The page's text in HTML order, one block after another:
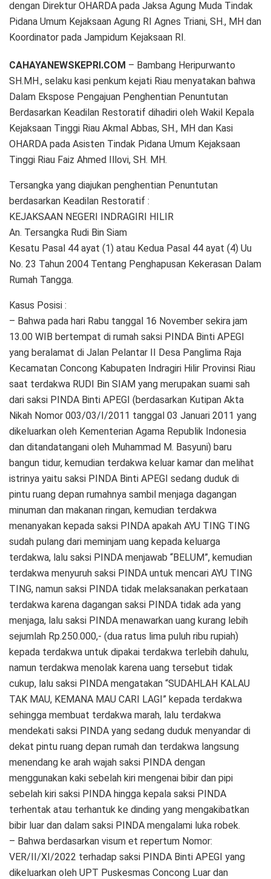
dengan Direktur OHARDA pada Jaksa Agung Muda Tindak
Pidana Umum Kejaksaan Agung RI Agnes Triani, SH., MH dan
Koordinator pada Jampidum Kejaksaan RI.
CAHAYANEWSKEPRI.COM – Bambang Heripurwanto
SH.MH., selaku kasi penkum kejati Riau menyatakan bahwa
Dalam Ekspose Pengajuan Penghentian Penuntutan
Berdasarkan Keadilan Restoratif dihadiri oleh Wakil Kepala
Kejaksaan Tinggi Riau Akmal Abbas, SH., MH dan Kasi
OHARDA pada Asisten Tindak Pidana Umum Kejaksaan
Tinggi Riau Faiz Ahmed Illovi, SH. MH.
Tersangka yang diajukan penghentian Penuntutan
berdasarkan Keadilan Restoratif :
KEJAKSAAN NEGERI INDRAGIRI HILIR
An. Tersangka Rudi Bin Siam
Kesatu Pasal 44 ayat (1) atau Kedua Pasal 44 ayat (4) Uu
No. 23 Tahun 2004 Tentang Penghapusan Kekerasan Dalam
Rumah Tangga.
Kasus Posisi :
– Bahwa pada hari Rabu tanggal 16 November sekira jam
13.00 WIB bertempat di rumah saksi PINDA Binti APEGI
yang beralamat di Jalan Pelantar II Desa Panglima Raja
Kecamatan Concong Kabupaten Indragiri Hilir Provinsi Riau
saat terdakwa RUDI Bin SIAM yang merupakan suami sah
dari saksi PINDA Binti APEGI (berdasarkan Kutipan Akta
Nikah Nomor 003/03/I/2011 tanggal 03 Januari 2011 yang
dikeluarkan oleh Kementerian Agama Republik Indonesia
dan ditandatangani oleh Muhammad M. Basyuni) baru
bangun tidur, kemudian terdakwa keluar kamar dan melihat
istrinya yaitu saksi PINDA Binti APEGI sedang duduk di
pintu ruang depan rumahnya sambil menjaga dagangan
minuman dan makanan ringan, kemudian terdakwa
menanyakan kepada saksi PINDA apakah AYU TING TING
sudah pulang dari meminjam uang kepada keluarga
terdakwa, lalu saksi PINDA menjawab “BELUM”, kemudian
terdakwa menyuruh saksi PINDA untuk mencari AYU TING
TING, namun saksi PINDA tidak melaksanakan perkataan
terdakwa karena dagangan saksi PINDA tidak ada yang
menjaga, lalu saksi PINDA menawarkan uang kurang lebih
sejumlah Rp.250.000,- (dua ratus lima puluh ribu rupiah)
kepada terdakwa untuk dipakai terdakwa terlebih dahulu,
namun terdakwa menolak karena uang tersebut tidak
cukup, lalu saksi PINDA mengatakan “SUDAHLAH KALAU
TAK MAU, KEMANA MAU CARI LAGI” kepada terdakwa
sehingga membuat terdakwa marah, lalu terdakwa
mendekati saksi PINDA yang sedang duduk menyandar di
dekat pintu ruang depan rumah dan terdakwa langsung
menendang ke arah wajah saksi PINDA dengan
menggunakan kaki sebelah kiri mengenai bibir dan pipi
sebelah kiri saksi PINDA hingga kepala saksi PINDA
terhentak atau terhantuk ke dinding yang mengakibatkan
bibir luar dan dalam saksi PINDA mengalami luka robek.
– Bahwa berdasarkan visum et repertum Nomor:
VER/II/XI/2022 terhadap saksi PINDA Binti APEGI yang
dikeluarkan oleh UPT Puskesmas Concong Luar dan